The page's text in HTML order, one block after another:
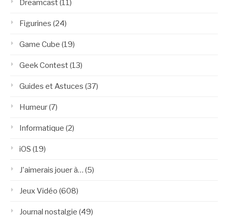
Dreamcast(11)
Figurines (24)
Game Cube (19)
Geek Contest(13)
Guides et Astuces (37)
Humeur(7)
Informatique (2)
iOS (19)
J'aimerais jouer à… (5)
Jeux Vidéo (608)
Journal nostalgie (49)